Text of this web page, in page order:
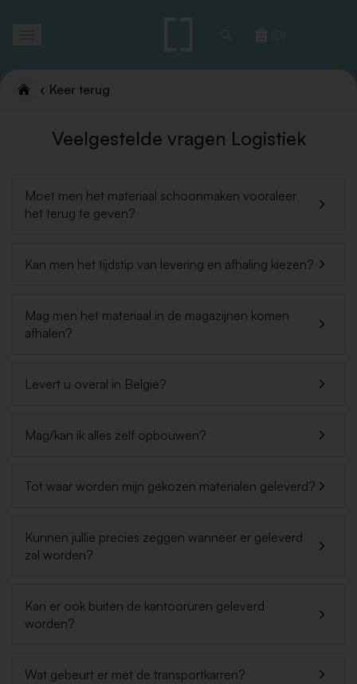
(0)
Keer terug
Veelgestelde vragen Logistiek
Moet men het materiaal schoonmaken vooraleer
het terug te geven?
Kan men het tijdstip van levering en afhaling kiezen?
Mag men het materiaal in de magazijnen komen
afhalen?
Levert u overal in België?
Mag/kan ik alles zelf opbouwen?
Tot waar worden mijn gekozen materialen geleverd?
Kunnen jullie precies zeggen wanneer er geleverd
zal worden?
Kan er ook buiten de kantooruren geleverd
worden?
Wat gebeurt er met de transportkarren?